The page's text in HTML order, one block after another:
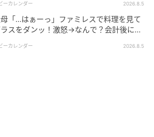
ーカレンダー 2026.8.5
「…はぁーっ」ファミレスで料理を見て
スをダンッ！激怒→なんで？会計後に知
ーカレンダー 2026.8.5